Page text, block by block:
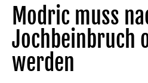
Modric muss
Jochbeinbruch
werden